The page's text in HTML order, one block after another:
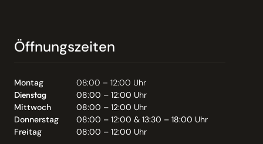
Öffnungszeiten
Montag
08:00 – 12:00 Uhr
Dienstag
08:00 – 12:00 Uhr
Mittwoch
08:00 – 12:00 Uhr
Donnerstag
08:00 – 12:00 & 13:30 – 18:00 Uhr
Freitag
08:00 – 12:00 Uhr